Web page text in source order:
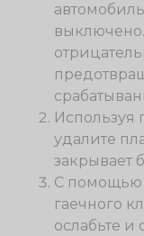
Используя
удалите
закрывает
С помощью
гаечного
ослабьте и